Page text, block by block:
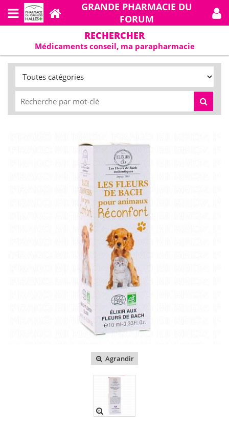
GRANDE PHARMACIE DU
FORUM
RECHERCHER
Médicaments conseil, ma parapharmacie
Agrandir